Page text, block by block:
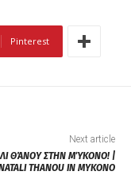
Pinterest
Next article
ΘΆΝΟΥ ΣΤΗΝ ΜΎΚΟΝΟ! |
THANOU IN MYKONO